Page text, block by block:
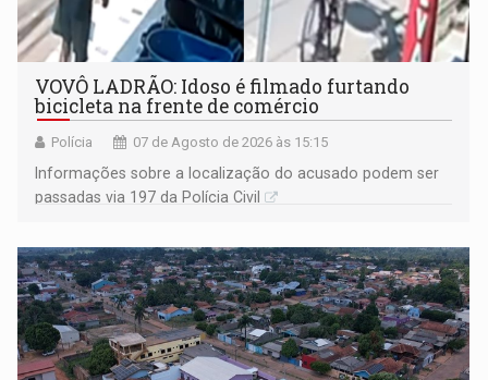
VOVÔ LADRÃO: Idoso é filmado furtando
bicicleta na frente de comércio
Polícia 07 de Agosto de 2026 às 15:15
Informações sobre a localização do acusado podem ser
passadas via 197 da Polícia Civil